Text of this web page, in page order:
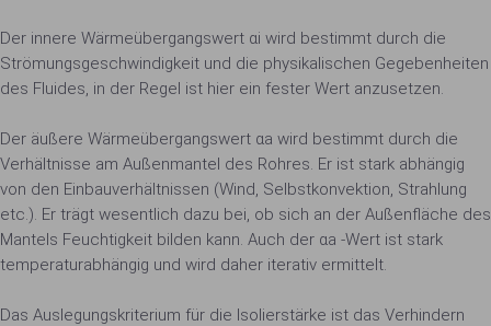
Der innere Wärmeübergangswert αi wird bestimmt durch die
Strömungsgeschwindigkeit und die physikalischen Gegebenheiten
des Fluides, in der Regel ist hier ein fester Wert anzusetzen.
Der äußere Wärmeübergangswert αa wird bestimmt durch die
Verhältnisse am Außenmantel des Rohres. Er ist stark abhängig
von den Einbauverhältnissen (Wind, Selbstkonvektion, Strahlung
etc.). Er trägt wesentlich dazu bei, ob sich an der Außenfläche des
Mantels Feuchtigkeit bilden kann. Auch der αa -Wert ist stark
temperaturabhängig und wird daher iterativ ermittelt.
Das Auslegungskriterium für die Isolierstärke ist das Verhindern